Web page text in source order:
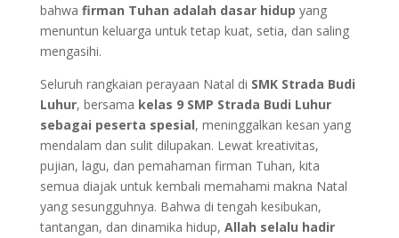
bahwa firman Tuhan adalah dasar hidup yang
menuntun keluarga untuk tetap kuat, setia, dan saling
mengasihi.
Seluruh rangkaian perayaan Natal di SMK Strada Budi
Luhur, bersama kelas 9 SMP Strada Budi Luhur
sebagai peserta spesial, meninggalkan kesan yang
mendalam dan sulit dilupakan. Lewat kreativitas,
pujian, lagu, dan pemahaman firman Tuhan, kita
semua diajak untuk kembali memahami makna Natal
yang sesungguhnya. Bahwa di tengah kesibukan,
tantangan, dan dinamika hidup, Allah selalu hadir